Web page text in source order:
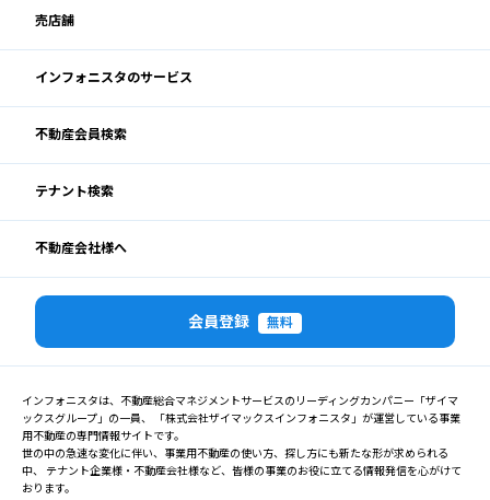
売店舗
インフォニスタのサービス
不動産会員検索
テナント検索
不動産会社様へ
会員登録 無料
インフォニスタは、不動産総合マネジメントサービスのリーディングカンパニー「ザイマ
ックスグループ」の一員、 「株式会社ザイマックスインフォニスタ」が運営している事業
用不動産の専門情報サイトです。
世の中の急速な変化に伴い、事業用不動産の使い方、探し方にも新たな形が求められる
中、 テナント企業様・不動産会社様など、皆様の事業のお役に立てる情報発信を心がけて
おります。